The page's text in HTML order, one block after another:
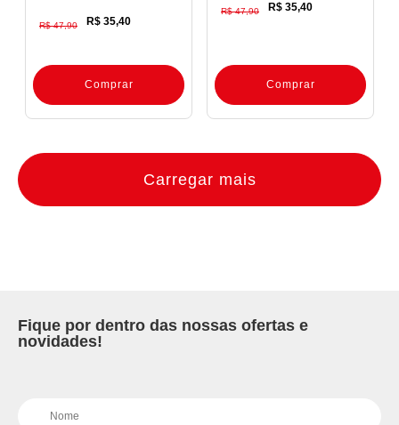
R$ 47,90 R$ 35,40
Comprar
R$ 47,90 R$ 35,40
Comprar
Carregar mais
Fique por dentro das nossas ofertas e
novidades!